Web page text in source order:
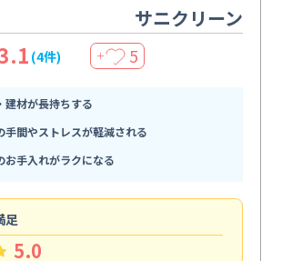
サニクリーン
(4件) ＋ 5
建材が長持ちする
手間やストレスが軽減される
お手入れがラクになる
足
5.0